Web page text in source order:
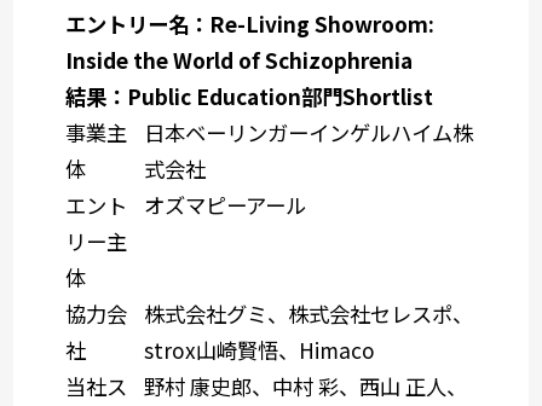
エントリー名：Re-Living Showroom:
Inside the World of Schizophrenia
結果：Public Education部門Shortlist
事業主
体
日本ベーリンガーインゲルハイム株
式会社
エント
リー主
体
オズマピーアール
協力会
社
株式会社グミ、株式会社セレスポ、
strox山崎賢悟、Himaco
当社ス
野村 康史郎、中村 彩、西山 正人、